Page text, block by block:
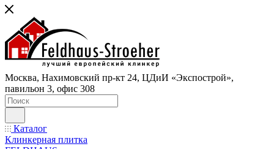
Москва, Нахимовский пр-кт 24, ЦДиИ «Экспострой»,
павильон 3, офис 308
Каталог
Клинкерная плитка